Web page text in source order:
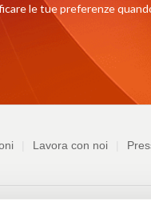
le tue preferenze
Lavora con noi